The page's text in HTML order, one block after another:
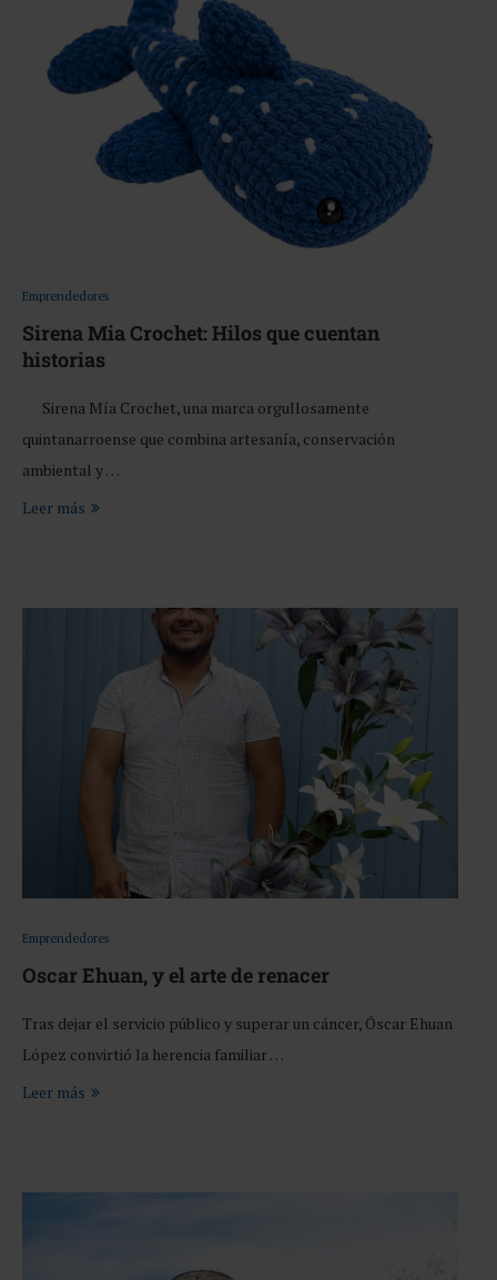
Emprendedores
Sirena Mia Crochet: Hilos que cuentan
historias
Sirena Mía Crochet, una marca orgullosamente
quintanarroense que combina artesanía, conservación
ambiental y …
Leer más
Emprendedores
Oscar Ehuan, y el arte de renacer
Tras dejar el servicio público y superar un cáncer, Óscar Ehuan
López convirtió la herencia familiar …
Leer más